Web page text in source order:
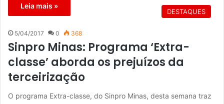
Leia mais »
DESTAQUES
5/04/2017 0 368
Sinpro Minas: Programa ‘Extra-
classe’ aborda os prejuízos da
terceirização
O programa Extra-classe, do Sinpro Minas, desta semana traz